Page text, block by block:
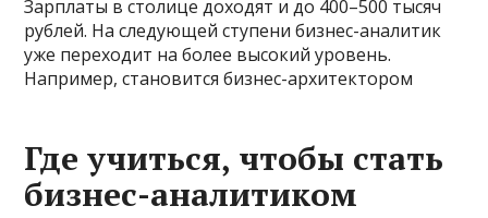
Зарплаты в столице доходят и до 400–500 тысяч
рублей. На следующей ступени бизнес-аналитик
уже переходит на более высокий уровень.
Например, становится бизнес-архитектором
Где учиться, чтобы стать
бизнес-аналитиком